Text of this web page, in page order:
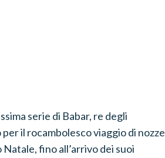
serie di Babar, re degli
il rocambolesco viaggio di nozze
fino all’arrivo dei suoi